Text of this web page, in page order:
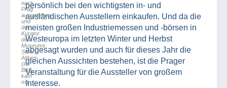
persönlich bei den wichtigsten in- und
ausländischen Ausstellern einkaufen. Und da die
meisten großen Industriemessen und -börsen in
Westeuropa im letzten Winter und Herbst
abgesagt wurden und auch für dieses Jahr die
gleichen Aussichten bestehen, ist die Prager
Veranstaltung für die Aussteller von großem
Interesse.
nach
Prag
ausgeliehen,
und
der
Kurator
des
Museums,
Stuart
Aitken
(im
Bild),
kam
mit.